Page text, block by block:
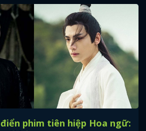
phim tiên hiệp Hoa ngữ: